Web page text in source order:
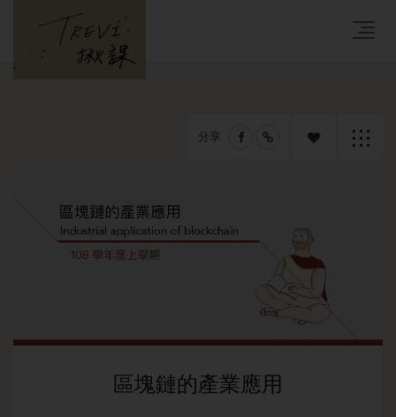
程
分享
區塊鏈的產業應用